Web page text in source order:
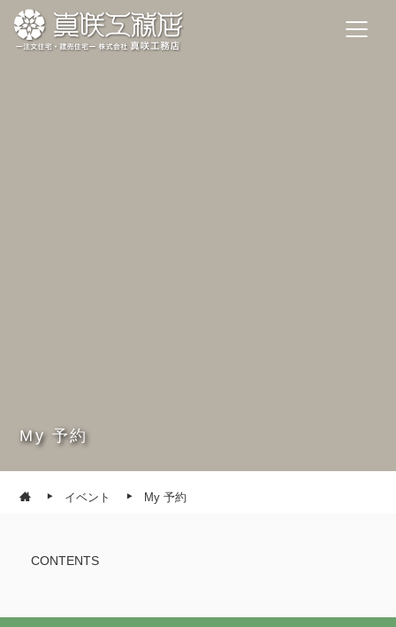
My 予約
イベント My 予約
CONTENTS